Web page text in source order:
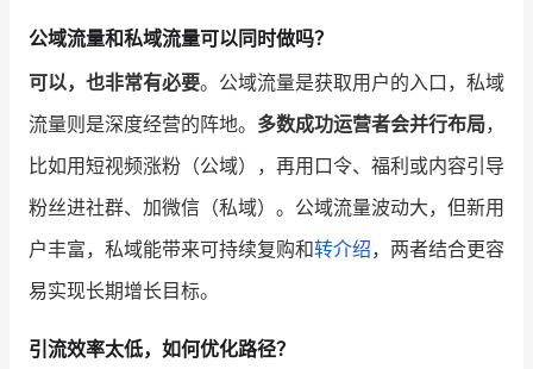
公域流量和私域流量可以同时做吗？
可以，也非常有必要。公域流量是获取用户的入口，私域
流量则是深度经营的阵地。 多数成功运营者会并行布局，
比如用短视频涨粉（公域），再用口令、福利或内容引导
粉丝进社群、加微信（私域）。公域流量波动大，但新用
户丰富，私域能带来可持续复购和转介绍，两者结合更容
易实现长期增长目标。
引流效率太低，如何优化路径？